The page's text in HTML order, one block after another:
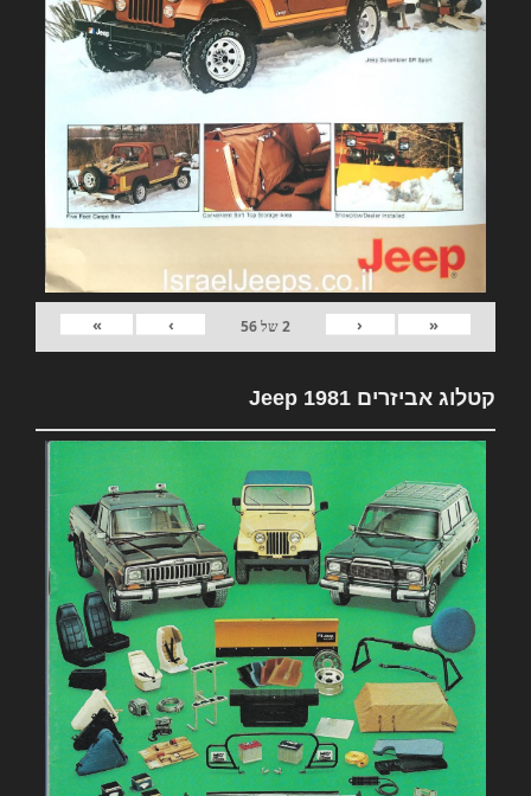
«
‹
2של56
›
»
קטלוג אביזרים 1981 Jeep